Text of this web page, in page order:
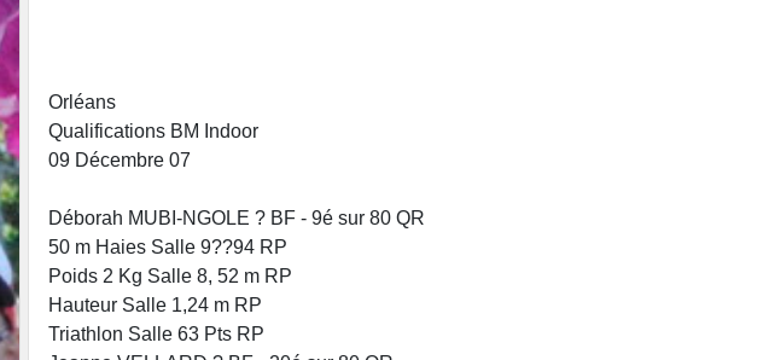
Orléans
Qualifications BM Indoor
09 Décembre 07
Déborah MUBI-NGOLE ? BF - 9é sur 80 QR
50 m Haies Salle 9??94 RP
Poids 2 Kg Salle 8, 52 m RP
Hauteur Salle 1,24 m RP
Triathlon Salle 63 Pts RP